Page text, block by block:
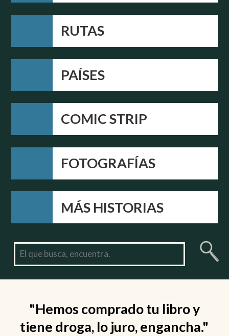
RUTAS
PAÍSES
COMIC STRIP
FOTOGRAFÍAS
MÁS HISTORIAS
"Hemos comprado tu libro y
tiene droga, lo juro, engancha."